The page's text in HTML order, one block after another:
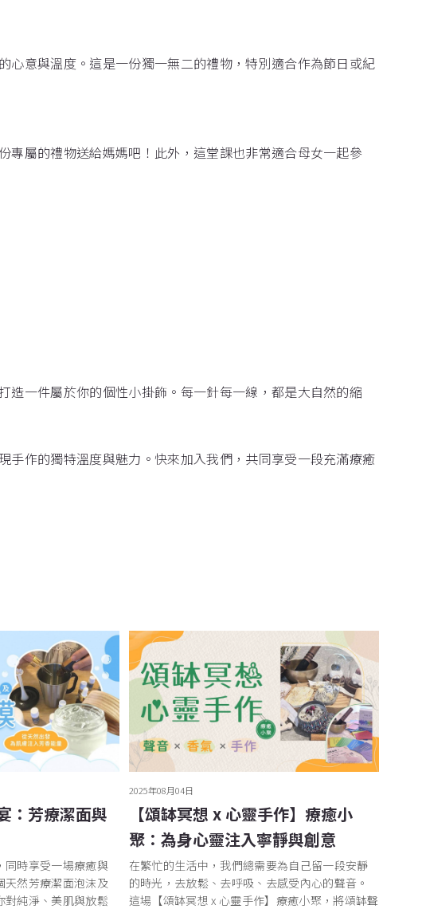
意與溫度。這是一份獨一無二的禮物，特別適合作為節日或紀
專屬的禮物送給媽媽吧！此外，這堂課也非常適合母女一起參
造一件屬於你的個性小掛飾。每一針每一線，都是大自然的縮
作的獨特溫度與魅力。快來加入我們，共同享受一段充滿療癒
：芳療潔面與
同時享受一場療癒與
天然芳療潔面泡沫及
對純淨、美肌與放鬆
2025年08月04日
【頌缽冥想 x 心靈手作】療癒小
聚：為身心靈注入寧靜與創意
在繁忙的生活中，我們總需要為自己留一段安靜
的時光，去放鬆、去呼吸、去感受內心的聲音。
這場【頌缽冥想 x 心靈手作】療癒小聚，將頌缽聲